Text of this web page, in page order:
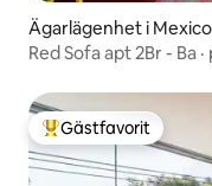
Ägarlägenhet i
Red Sofa apt 2Br -
Populär gästfavorit
Gästfavorit